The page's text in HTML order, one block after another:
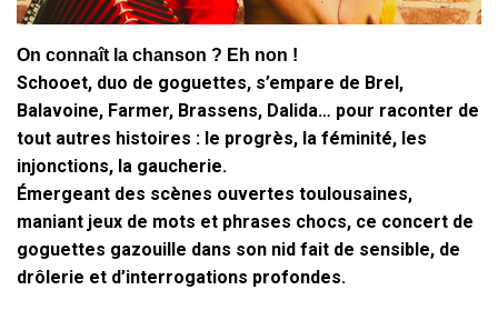
On connaît la chanson ? Eh non !
Schooet, duo de goguettes, s’empare de Brel,
Balavoine, Farmer, Brassens, Dalida… pour raconter de
tout autres histoires : le progrès, la féminité, les
injonctions, la gaucherie.
Émergeant des scènes ouvertes toulousaines,
maniant jeux de mots et phrases chocs, ce concert de
goguettes gazouille dans son nid fait de sensible, de
drôlerie et d’interrogations profondes.